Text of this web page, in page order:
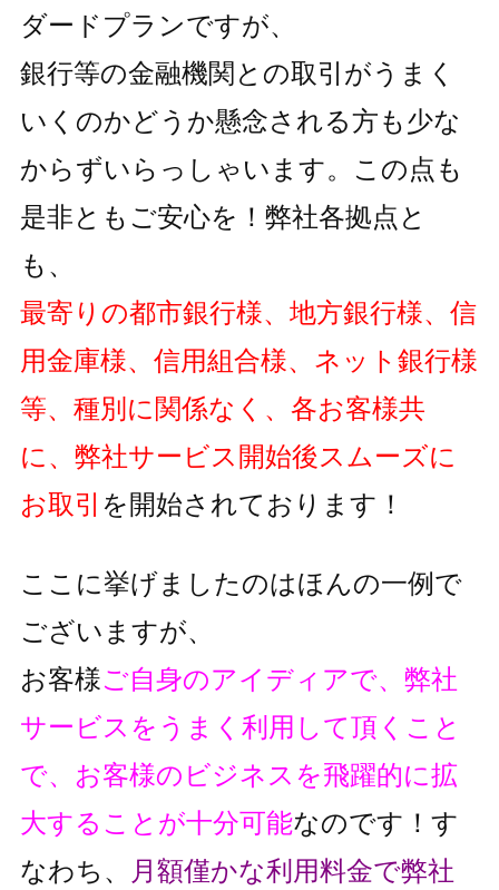
ダードプランですが、
銀行等の金融機関との取引がうまく
いくのかどうか懸念される方も少な
からずいらっしゃいます。この点も
是非ともご安心を！弊社各拠点と
も、
最寄りの都市銀行様、地方銀行様、信
用金庫様、信用組合様、ネット銀行様
等、種別に関係なく、各お客様共
に、弊社サービス開始後スムーズに
お取引 を開始されております！
ここに挙げましたのはほんの一例で
ございますが、
お客様ご自身のアイディアで、弊社
サービスをうまく利用して頂くこと
で、 お客様のビジネスを飛躍的に拡
大することが十分可能なのです！ す
なわち、
月額僅かな利用料金で弊社